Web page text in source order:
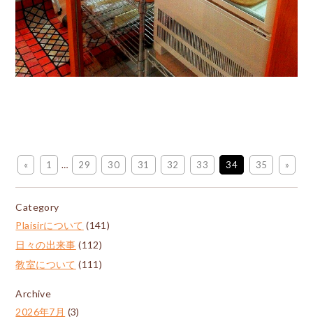
« 1 … 29 30 31 32 33 34 35 »
Category
Plaisirについて (141)
日々の出来事 (112)
教室について (111)
Archive
2026年7月 (3)